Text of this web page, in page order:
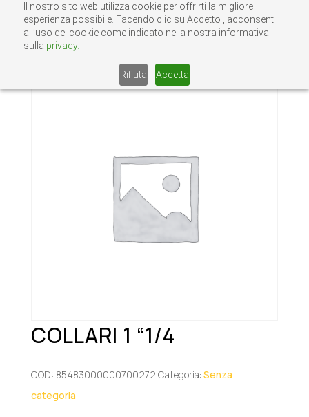
Il nostro sito web utilizza cookie per offrirti la migliore
esperienza possibile. Facendo clic su Accetto , acconsenti
all’uso dei cookie come indicato nella nostra informativa
sulla privacy.
Rifiuta Accetta
Home/Senza categoria
COLLARI 1 “1/4
COD: 85483000000700272 Categoria: Senza
categoria